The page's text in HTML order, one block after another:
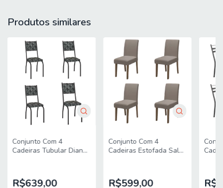
Produtos similares
Conjunto Com 4
Cadeiras Tubular Diana
R$639,00
Conjunto Com 4
Cadeiras Estofada Sala
R$599,00